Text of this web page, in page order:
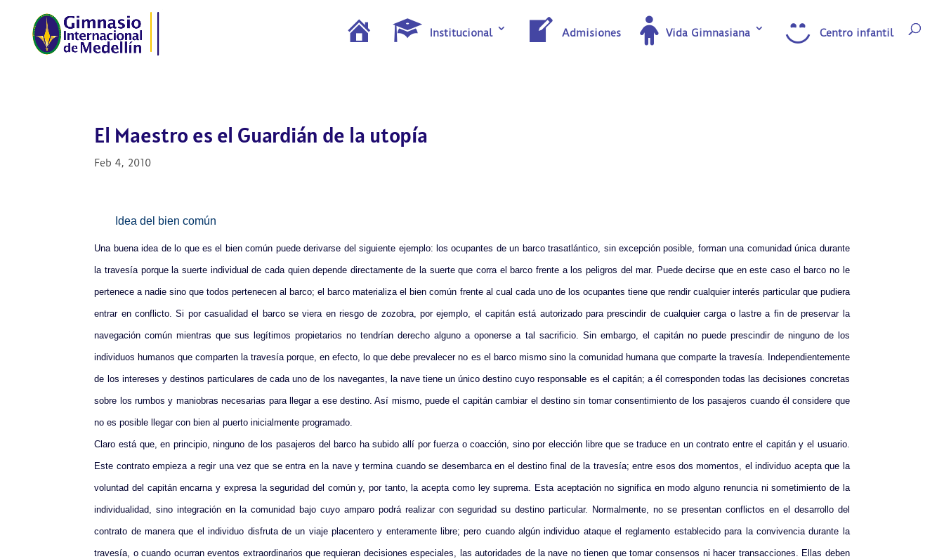
Institucional Admisiones Vida Gimnasiana Centro infantil
El Maestro es el Guardián de la utopía
Feb 4, 2010
Idea del bien común
Una buena idea de lo que es el bien común puede derivarse del siguiente ejemplo: los ocupantes de un barco trasatlántico, sin excepción posible, forman una comunidad única durante
la travesía porque la suerte individual de cada quien depende directamente de la suerte que corra el barco frente a los peligros del mar. Puede decirse que en este caso el barco no le
pertenece a nadie sino que todos pertenecen al barco; el barco materializa el bien común frente al cual cada uno de los ocupantes tiene que rendir cualquier interés particular que pudiera
entrar en conflicto. Si por casualidad el barco se viera en riesgo de zozobra, por ejemplo, el capitán está autorizado para prescindir de cualquier carga o lastre a fin de preservar la
navegación común mientras que sus legítimos propietarios no tendrían derecho alguno a oponerse a tal sacrificio. Sin embargo, el capitán no puede prescindir de ninguno de los
individuos humanos que comparten la travesía porque, en efecto, lo que debe prevalecer no es el barco mismo sino la comunidad humana que comparte la travesía. Independientemente
de los intereses y destinos particulares de cada uno de los navegantes, la nave tiene un único destino cuyo responsable es el capitán; a él corresponden todas las decisiones concretas
sobre los rumbos y maniobras necesarias para llegar a ese destino. Así mismo, puede el capitán cambiar el destino sin tomar consentimiento de los pasajeros cuando él considere que
no es posible llegar con bien al puerto inicialmente programado.
Claro está que, en principio, ninguno de los pasajeros del barco ha subido allí por fuerza o coacción, sino por elección libre que se traduce en un contrato entre el capitán y el usuario.
Este contrato empieza a regir una vez que se entra en la nave y termina cuando se desembarca en el destino final de la travesía; entre esos dos momentos, el individuo acepta que la
voluntad del capitán encarna y expresa la seguridad del común y, por tanto, la acepta como ley suprema. Esta aceptación no significa en modo alguno renuncia ni sometimiento de la
individualidad, sino integración en la comunidad bajo cuyo amparo podrá realizar con seguridad su destino particular. Normalmente, no se presentan conflictos en el desarrollo del
contrato de manera que el individuo disfruta de un viaje placentero y enteramente libre; pero cuando algún individuo ataque el reglamento establecido para la convivencia durante la
travesía, o cuando ocurran eventos extraordinarios que requieran decisiones especiales, las autoridades de la nave no tienen que tomar consensos ni hacer transacciones. Ellas deben